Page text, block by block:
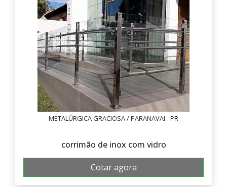
METALÚRGICA GRACIOSA / PARANAVAI - PR
corrimão de inox com vidro
Cotar agora